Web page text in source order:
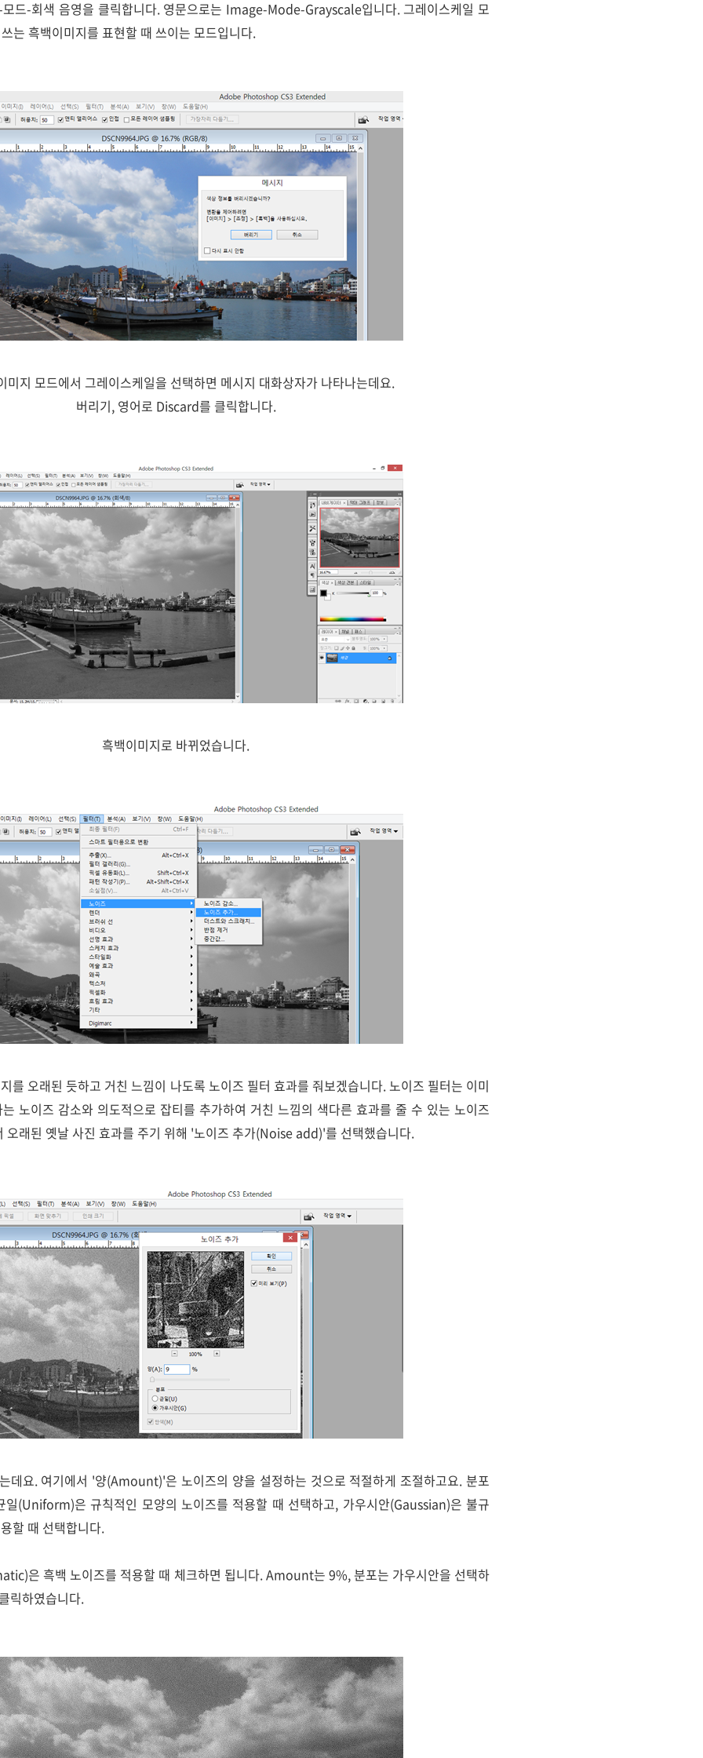
드-회색 음영을 클릭합니다. 영문으로는 Image-Mode-Grayscale입니다. 그레이스케일 모
는 흑백이미지를 표현할 때 쓰이는 모드입니다.
미지 모드에서 그레이스케일을 선택하면 메시지 대화상자가 나타나는데요.
버리기, 영어로 Discard를 클릭합니다.
흑백이미지로 바뀌었습니다.
를 오래된 듯하고 거친 느낌이 나도록 노이즈 필터 효과를 줘보겠습니다. 노이즈 필터는 이미
노이즈 감소와 의도적으로 잡티를 추가하여 거친 느낌의 색다른 효과를 줄 수 있는 노이즈
오래된 옛날 사진 효과를 주기 위해 '노이즈 추가(Noise add)'를 선택했습니다.
데요. 여기에서 '양(Amount)'은 노이즈의 양을 설정하는 것으로 적절하게 조절하고요. 분포
(Uniform)은 규칙적인 모양의 노이즈를 적용할 때 선택하고, 가우시안(Gaussian)은 불규
할 때 선택합니다.
은 흑백 노이즈를 적용할 때 체크하면 됩니다. Amount는 9%, 분포는 가우시안을 선택하
릭하였습니다.